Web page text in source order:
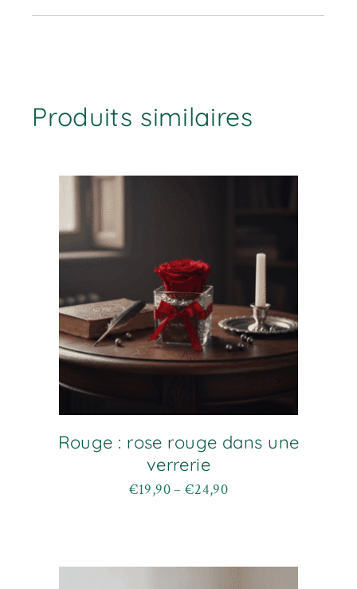
Produits similaires
Rouge : rose rouge dans une
verrerie
€19,90–€24,90
Plage
€24,90
Les